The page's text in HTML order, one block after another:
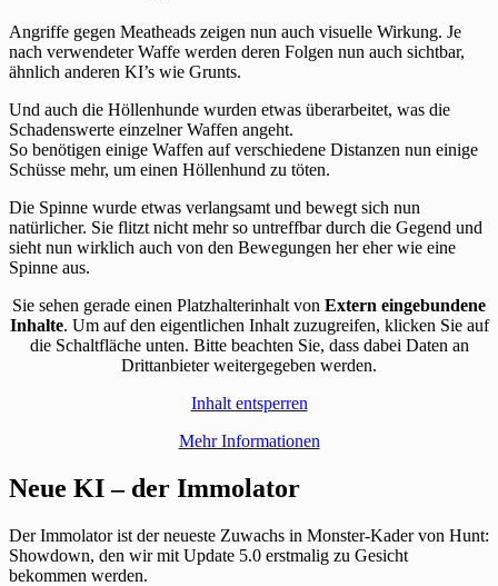
Angriffe gegen Meatheads zeigen nun auch visuelle Wirkung. Je
nach verwendeter Waffe werden deren Folgen nun auch sichtbar,
ähnlich anderen KI’s wie Grunts.
Und auch die Höllenhunde wurden etwas überarbeitet, was die
Schadenswerte einzelner Waffen angeht.
So benötigen einige Waffen auf verschiedene Distanzen nun einige
Schüsse mehr, um einen Höllenhund zu töten.
Die Spinne wurde etwas verlangsamt und bewegt sich nun
natürlicher. Sie flitzt nicht mehr so untreffbar durch die Gegend und
sieht nun wirklich auch von den Bewegungen her eher wie eine
Spinne aus.
Sie sehen gerade einen Platzhalterinhalt von Extern eingebundene
Inhalte. Um auf den eigentlichen Inhalt zuzugreifen, klicken Sie auf
die Schaltfläche unten. Bitte beachten Sie, dass dabei Daten an
Drittanbieter weitergegeben werden.
Inhalt entsperren
Mehr Informationen
Neue KI – der Immolator
Der Immolator ist der neueste Zuwachs in Monster-Kader von Hunt:
Showdown, den wir mit Update 5.0 erstmalig zu Gesicht
bekommen werden.